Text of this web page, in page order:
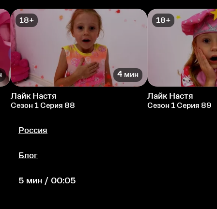
18+
4 мин
Лайк Настя
Сезон 1 Серия 88
18+
Лайк Настя
Сезон 1 Серия 89
Россия
Блог
5 мин / 00:05